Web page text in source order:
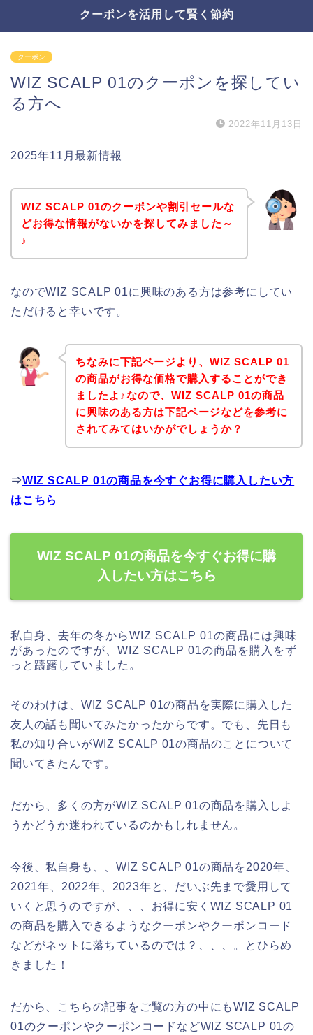
クーポンを活用して賢く節約
クーポン
WIZ SCALP 01のクーポンを探してい
る方へ
2022年11月13日
2025年11月最新情報
WIZ SCALP 01のクーポンや割引セールな
どお得な情報がないかを探してみました～
♪
なのでWIZ SCALP 01に興味のある方は参考にしてい
ただけると幸いです。
ちなみに下記ページより、WIZ SCALP 01
の商品がお得な価格で購入することができ
ましたよ♪なので、WIZ SCALP 01の商品
に興味のある方は下記ページなどを参考に
されてみてはいかがでしょうか？
⇒WIZ SCALP 01の商品を今すぐお得に購入したい方
はこちら
WIZ SCALP 01の商品を今すぐお得に購
入したい方はこちら
私自身、去年の冬からWIZ SCALP 01の商品には興味
があったのですが、WIZ SCALP 01の商品を購入をず
っと躊躇していました。
そのわけは、WIZ SCALP 01の商品を実際に購入した
友人の話も聞いてみたかったからです。でも、先日も
私の知り合いがWIZ SCALP 01の商品のことについて
聞いてきたんです。
だから、多くの方がWIZ SCALP 01の商品を購入しよ
うかどうか迷われているのかもしれません。
今後、私自身も、、WIZ SCALP 01の商品を2020年、
2021年、2022年、2023年と、だいぶ先まで愛用して
いくと思うのですが、、、お得に安くWIZ SCALP 01
の商品を購入できるようなクーポンやクーポンコード
などがネットに落ちているのでは？、、、。とひらめ
きました！
だから、こちらの記事をご覧の方の中にもWIZ SCALP
01のクーポンやクーポンコードなどWIZ SCALP 01の